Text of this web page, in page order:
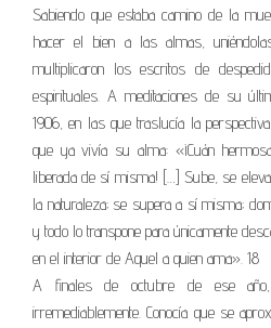
Sabiendo que estaba camino de la
hacer el bien a las almas,
multiplicaron los escritos de
espirituales. A meditaciones de su
1906, en las que traslucía la
que ya vivía su alma: «¡Cuán
liberada de sí misma! […] Sube, se
la naturaleza; se supera a sí misma;
y todo lo transpone para únicamente
en el interior de Aquel a quien ama». 18
A finales de octubre de ese
irremediablemente. Conocía que se